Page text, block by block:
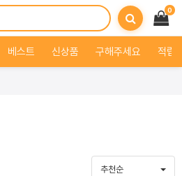
0
베스트 신상품 구해주세요 적립
추천순